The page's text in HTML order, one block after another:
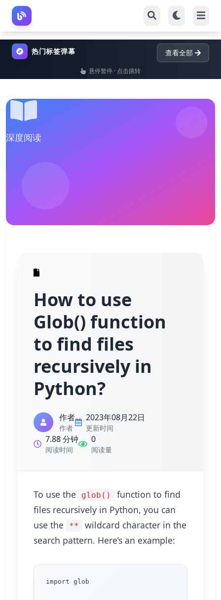
热门标签弹幕 查看全部
悬停暂停 · 点击跳转
深度阅读
How to use
Glob() function
to find files
recursively in
Python?
作者
作者
2023年08月22日
更新时间
7.88 分钟
阅读时间
0
阅读量
To use the glob()
function to find
files recursively in Python, you can
use the
**
wildcard character in the
search pattern. Here’s an example:
import glob